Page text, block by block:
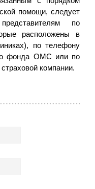
помощи, следует
по
расположены в
по телефону
фонда ОМС или по
компании.